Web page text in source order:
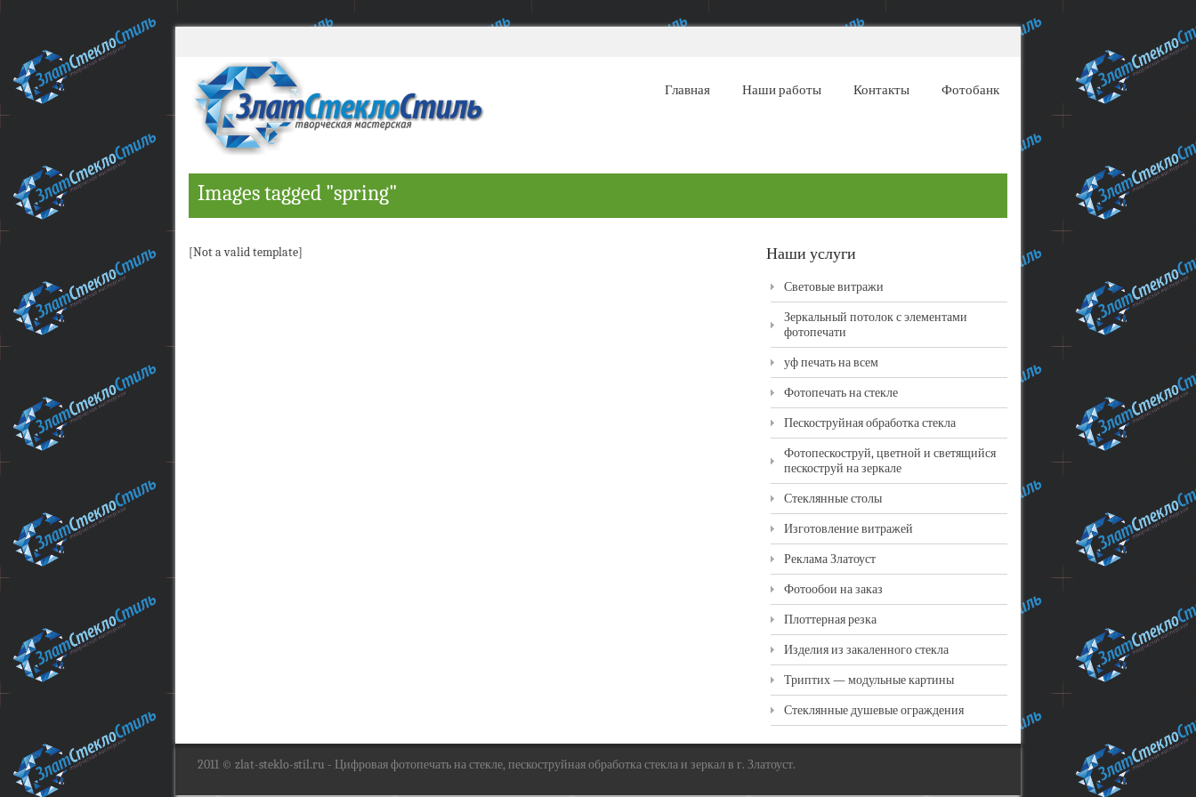
Главная Наши работы Контакты Фотобанк
Images tagged "spring"
[Not a valid template] Наши услуги
Световые витражи
Зеркальный потолок с элементами
фотопечати
уф печать на всем
Фотопечать на стекле
Пескоструйная обработка стекла
Фотопескоструй, цветной и светящийся
пескоструй на зеркале
Стеклянные столы
Изготовление витражей
Реклама Златоуст
Фотообои на заказ
Плоттерная резка
Изделия из закаленного стекла
Триптих — модульные картины
Стеклянные душевые ограждения
2011 © zlat-steklo-stil.ru - Цифровая фотопечать на стекле, пескоструйная обработка стекла и зеркал в г. Златоуст.